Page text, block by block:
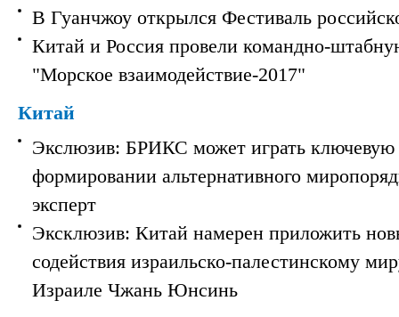
В Гуанчжоу открылся Фестиваль
Китай и Россия провели командно-
"Морское взаимодействие-2017"
Китай
Экслюзив: БРИКС может играть ключевую
формировании альтернативного
эксперт
Эксклюзив: Китай намерен приложить
содействия израильско-палестинскому
Израиле Чжань Юнсинь